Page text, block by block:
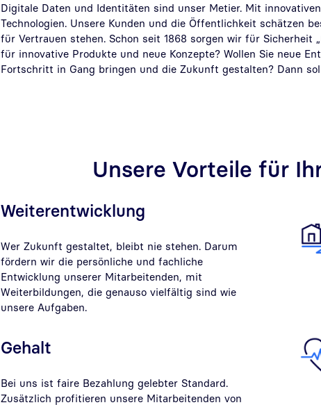
Digitale Daten und Identitäten sind unser Metier. Mit
Technologien. Unsere Kunden und die Öffentlichkeit schätzen
für Vertrauen stehen. Schon seit 1868 sorgen wir für Sicherheit
für innovative Produkte und neue Konzepte? Wollen Sie neue
Fortschritt in Gang bringen und die Zukunft gestalten? Dann
Unsere Vorteile für
Weiterentwicklung
Wer Zukunft gestaltet, bleibt nie stehen. Darum
fördern wir die persönliche und fachliche
Entwicklung unserer Mitarbeitenden, mit
Weiterbildungen, die genauso vielfältig sind wie
unsere Aufgaben.
Gehalt
Bei uns ist faire Bezahlung gelebter Standard.
Zusätzlich profitieren unsere Mitarbeitenden von